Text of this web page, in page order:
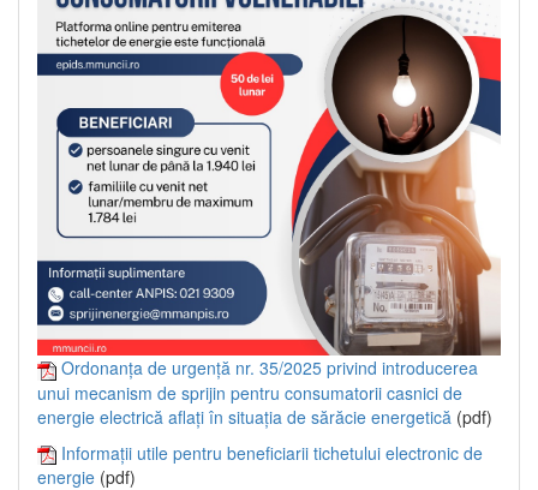
Ordonanța de urgență nr. 35/2025 privind introducerea
unui mecanism de sprijin pentru consumatorii casnici de
energie electrică aflați în situația de sărăcie energetică (pdf)
Informații utile pentru beneficiarii tichetului electronic de
energie (pdf)